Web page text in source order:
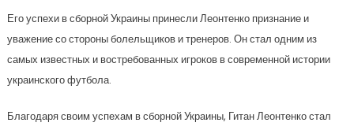
Его успехи в сборной Украины принесли Леонтенко признание и
уважение со стороны болельщиков и тренеров. Он стал одним из
самых известных и востребованных игроков в современной истории
украинского футбола.
Благодаря своим успехам в сборной Украины, Гитан Леонтенко стал